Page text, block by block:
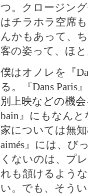
つ。クロージン
はチラホラ空席
んかもあって、
客の姿って、ほ
僕はオノレを『
る。『Dans
別上映などの機
bain』にもなん
家については無
aimés』には、び
くないのは、プ
れも頷けるよう
い。でも、そう